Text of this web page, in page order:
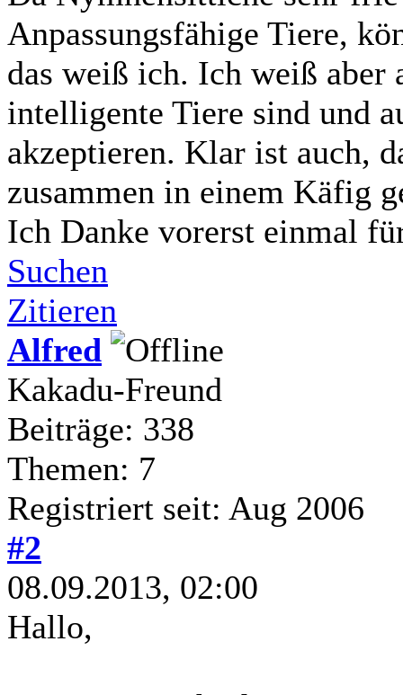
Anpassungsfähige Tiere,
das weiß ich. Ich weiß aber
intelligente Tiere sind und
akzeptieren. Klar ist auch,
zusammen in einem Käfig
Ich Danke vorerst einmal
Suchen
Zitieren
Alfred
Kakadu-Freund
Beiträge: 338
Themen: 7
Registriert seit: Aug 2006
#2
08.09.2013, 02:00
Hallo,